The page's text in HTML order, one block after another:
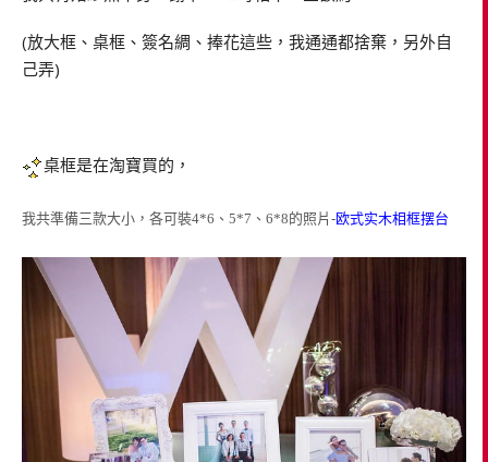
(放大框、桌框、簽名綢、捧花這些，我通通都捨棄，另外自
己弄)
桌框是在淘寶買的，
我共準備三款大小，各可裝4*6、5*7、6*8的照片-欧式实木相框摆台